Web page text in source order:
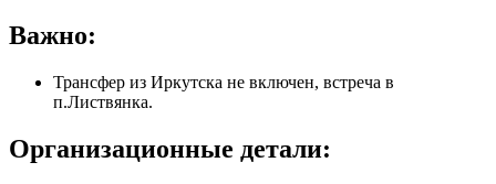
Важно:
Трансфер из Иркутска не включен, встреча в
п.Листвянка.
Организационные детали: